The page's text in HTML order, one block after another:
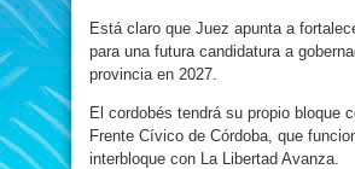
Está claro que Juez apunta a
para una futura candidatura a
provincia en 2027.
El cordobés tendrá su propio bloque
Frente Cívico de Córdoba, que
interbloque con La Libertad Avanza.